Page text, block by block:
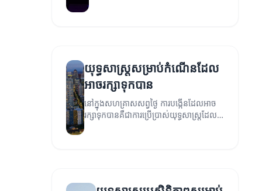
យុទ្ធសាស្ត្រសម្រាប់កំណើនដែល
អាចរក្សាទុកបាន
នៅក្នុងសហគ្រាសសព្វថ្ងៃ ការបង្កើនដែលអាច
រក្សាទុកបានគឺជាការប្រើប្រាស់យុទ្ធសាស្ត្រដែល
មានសុខភាពល្អ។ អត្ថបទនេះនឹងពិភាក្សាអំពី